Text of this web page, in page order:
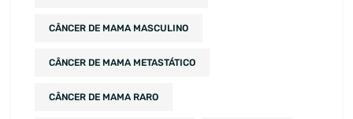
CÂNCER DE MAMA MASCULINO
CÂNCER DE MAMA METASTÁTICO
CÂNCER DE MAMA RARO